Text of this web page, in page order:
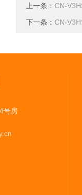
上一条： CN-
下一条： CN-
号房